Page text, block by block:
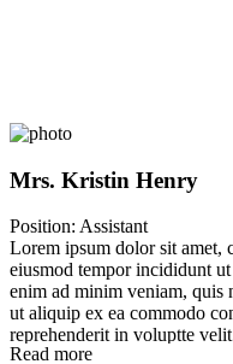
Mrs. Kristin Henry
Position: Assistant
Lorem ipsum dolor sit amet,
eiusmod tempor incididunt
enim ad minim veniam, quis
ut aliquip ex ea commodo
reprehenderit in voluptte
consectetur adipisicing elit,
Read more